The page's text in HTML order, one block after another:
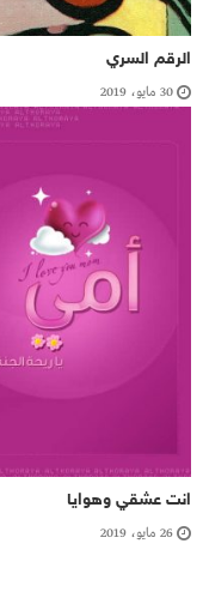
الرقم السري
30 مايو، 2019
انت عشقي وهوايا
26 مايو، 2019